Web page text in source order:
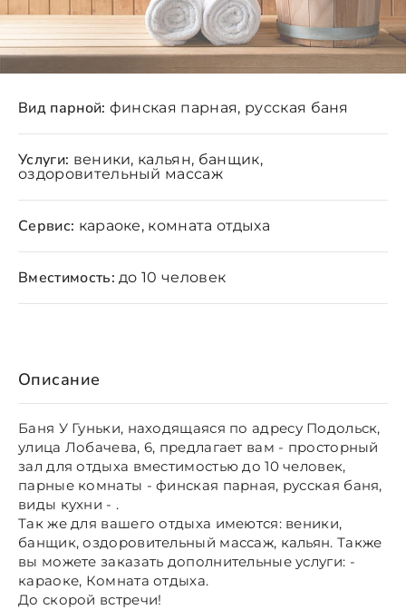
Описание
Баня У Гуньки, находящаяся по адресу Подольск,
улица Лобачева, 6, предлагает вам - просторный
зал для отдыха вместимостью до 10 человек,
парные комнаты - финская парная, русская баня,
виды кухни - .
Так же для вашего отдыха имеются: веники,
банщик, оздоровительный массаж, кальян. Также
вы можете заказать дополнительные услуги: -
караоке, Комната отдыха.
До скорой встречи!
Вид парной: финская парная, русская баня
Услуги: веники, кальян, банщик,
оздоровительный массаж
Сервис: караоке, комната отдыха
Вместимость: до 10 человек